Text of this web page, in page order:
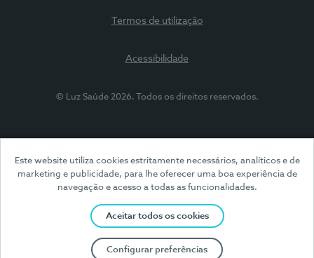
Este website utiliza cookies estritamente necessários, analíticos e de
marketing e publicidade, para lhe oferecer uma boa experiência de
navegação e acesso a todas as funcionalidades.
Aceitar todos os cookies
Configurar preferências
Termos de utilização
Acessibilidade
© Luz Saúde 2026. Todos os direitos reservados.